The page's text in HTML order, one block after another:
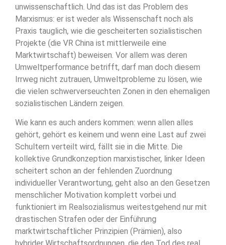
unwissenschaftlich. Und das ist das Problem des
Marxismus: er ist weder als Wissenschaft noch als
Praxis tauglich, wie die gescheiterten sozialistischen
Projekte (die VR China ist mittlerweile eine
Marktwirtschaft) beweisen. Vor allem was deren
Umweltperformance betrifft, darf man doch diesem
Irrweg nicht zutrauen, Umweltprobleme zu lösen, wie
die vielen schwerverseuchten Zonen in den ehemaligen
sozialistischen Ländern zeigen.
Wie kann es auch anders kommen: wenn allen alles
gehört, gehört es keinem und wenn eine Last auf zwei
Schultern verteilt wird, fällt sie in die Mitte. Die
kollektive Grundkonzeption marxistischer, linker Ideen
scheitert schon an der fehlenden Zuordnung
individueller Verantwortung, geht also an den Gesetzen
menschlicher Motivation komplett vorbei und
funktioniert im Realsozialismus weitestgehend nur mit
drastischen Strafen oder der Einführung
marktwirtschaftlicher Prinzipien (Prämien), also